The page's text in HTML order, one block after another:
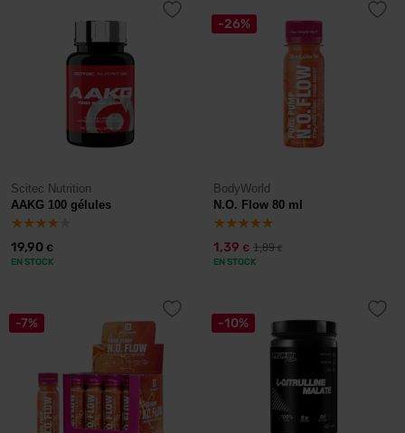
Scitec Nutrition
AAKG 100 gélules
19,90 €
EN STOCK
-26%
BodyWorld
N.O. Flow 80 ml
1,39 € 1,89€
EN STOCK
-7% -10%